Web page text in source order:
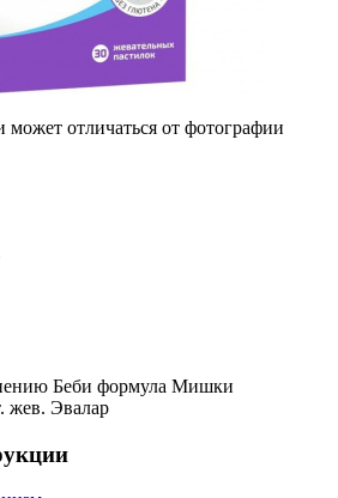
отличаться от фотографии
Беби формула Мишки
жев. Эвалар